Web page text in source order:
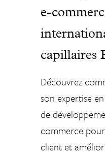
e-
capillaires
Découvrez
son expertise
de
commerce
client et